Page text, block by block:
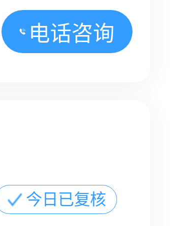
电话咨询
今日已复核